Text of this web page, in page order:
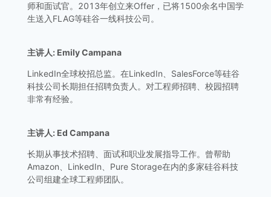
师和面试官。2013年创立来Offer，已将1500余名中国学
生送入FLAG等硅谷一线科技公司。
主讲人: Emily Campana
LinkedIn全球校招总监。在LinkedIn、SalesForce等硅谷
科技公司长期担任招聘负责人。对工程师招聘、校园招聘
非常有经验。
主讲人: Ed Campana
长期从事技术招聘、面试和职业发展指导工作。曾帮助
Amazon、LinkedIn、Pure Storage在内的多家硅谷科技
公司组建全球工程师团队。